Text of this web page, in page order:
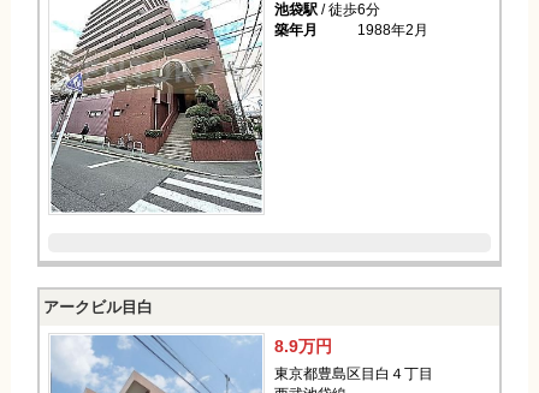
池袋駅/ 徒歩6分
築年月
1988年2月
アークビル目白
8.9万円
東京都豊島区目白４丁目